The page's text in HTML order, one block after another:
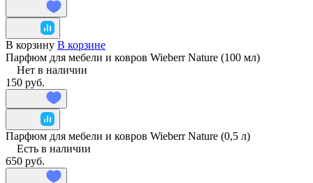
В корзину В корзине
Парфюм для мебели и ковров Wieberr Nature (100 мл)
Нет в наличии
150 руб.
Парфюм для мебели и ковров Wieberr Nature (0,5 л)
Есть в наличии
650 руб.